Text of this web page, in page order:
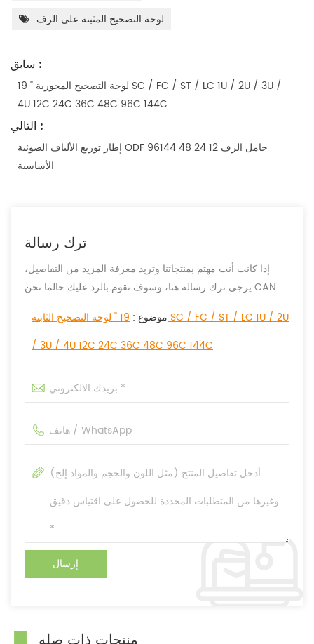
لوحة التصحيح المثبتة على الرف
سابق :
19 " لوحة التصحيح المحورية SC / FC / ST / LC 1U / 2U / 3U /
4U 12C 24C 36C 48C 96C 144C
التالي :
إطار توزيع الألياف الضوئية ODF حامل الرف 12 24 48 96144
الأساسية
ترك رسالة
إذا كانت أنت مهتم بمنتجاتنا وتريد معرفة المزيد من التفاصيل،
يرجى ترك رسالة هنا، وسوف نقوم بالرد عليك حالما نحن CAN.
موضوع :
19 " لوحة التصحيح الثابتة SC / FC / ST / LC 1U / 2U
/ 3U / 4U 12C 24C 36C 48C 96C 144C